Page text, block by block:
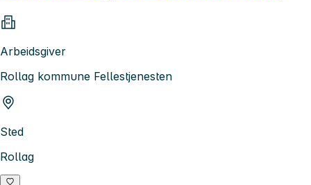
Arbeidsgiver
Rollag kommune Fellestjenesten
Sted
Rollag